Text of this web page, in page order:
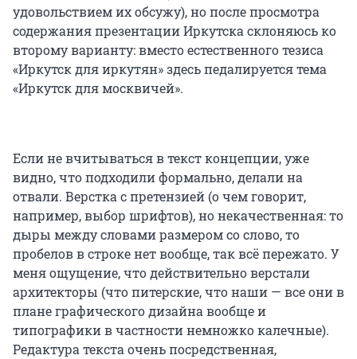
удовольствием их обсужу), но после просмотра
содержания презентации Иркутска склоняюсь ко
второму варианту: вместо естественного тезиса
«Иркутск для иркутян» здесь педалируется тема
«Иркутск для москвичей».
Если не вчитываться в текст концепции, уже
видно, что подходили формально, делали на
отвали. Верстка с претензией (о чем говорит,
например, выбор шрифтов), но некачественная: то
дыры между словами размером со слово, то
пробелов в строке нет вообще, так всё пережато. У
меня ощущение, что действительно верстали
архитекторы (что питерские, что наши — все они в
плане графического дизайна вообще и
типографики в частности немножко калечные).
Редактура текста очень посредственная,